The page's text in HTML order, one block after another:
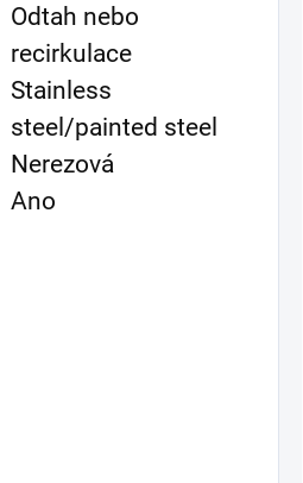
Odtah nebo
recirkulace
Stainless
steel/painted steel
Nerezová
Ano